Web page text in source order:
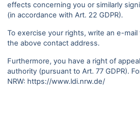
effects concerning you or similarly
(in accordance with Art. 22 GDPR).
To exercise your rights, write an e-
the above contact address.
Furthermore, you have a right of
authority (pursuant to Art. 77 GDPR).
NRW: https://www.ldi.nrw.de/